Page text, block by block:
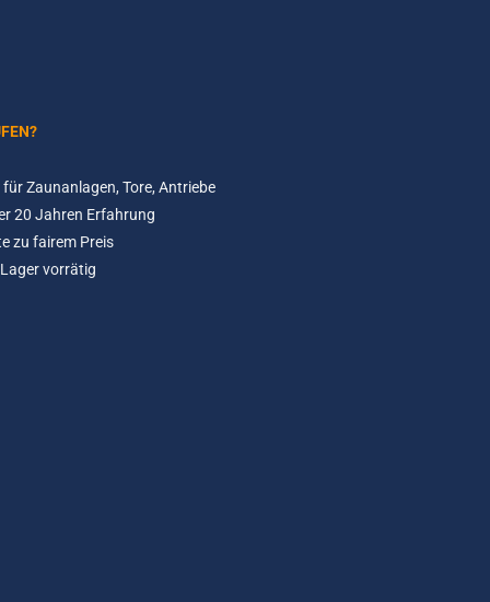
Zaunanlagen, Tore, Antriebe
20 Jahren Erfahrung
zu fairem Preis
vorrätig